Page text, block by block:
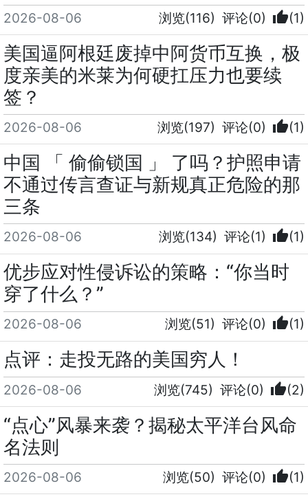
2026-08-06 浏览(116) 评论(0) thumb_up(1)
美国逼阿根廷废掉中阿货币互换，极
度亲美的米莱为何硬扛压力也要续
签？
2026-08-06 浏览(197) 评论(0) thumb_up(1)
中国 「 偷偷锁国 」 了吗？护照申请
不通过传言查证与新规真正危险的那
三条
2026-08-06 浏览(134) 评论(1) thumb_up(1)
优步应对性侵诉讼的策略：“你当时
穿了什么？”
2026-08-06 浏览(51) 评论(0) thumb_up(1)
点评：走投无路的美国穷人！
2026-08-06 浏览(745) 评论(0) thumb_up(2)
“点心”风暴来袭？揭秘太平洋台风命
名法则
2026-08-06 浏览(50) 评论(0) thumb_up(1)